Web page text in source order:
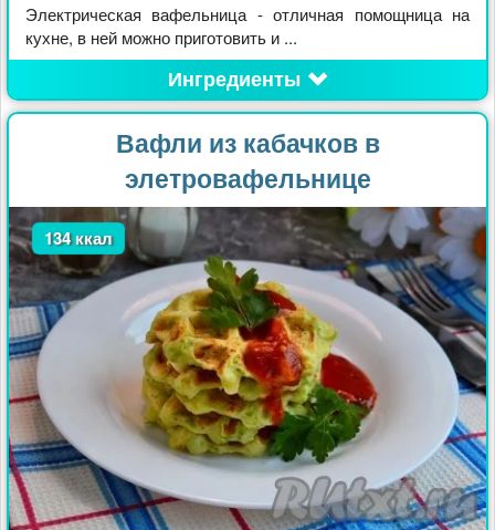
Электрическая вафельница - отличная помощница на
кухне, в ней можно приготовить и ...
Ингредиенты
Вафли из кабачков в
элетровафельнице
134 ккал